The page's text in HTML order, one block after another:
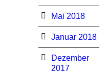
Mai 2018
Januar 2018
Dezember
2017